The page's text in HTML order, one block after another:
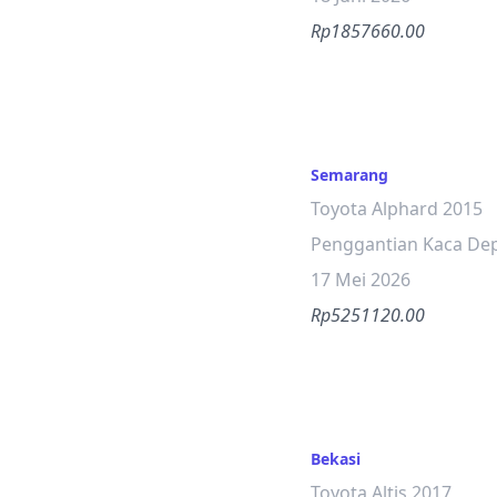
Rp1857660.00
Semarang
Toyota Alphard 2015
Penggantian Kaca
17 Mei 2026
Rp5251120.00
Bekasi